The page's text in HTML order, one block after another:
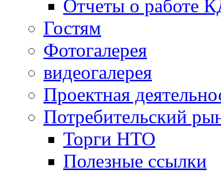
Отчеты о работе
Гостям
Фотогалерея
видеогалерея
Проектная
Потребительский
Торги НТО
Полезные ссылки